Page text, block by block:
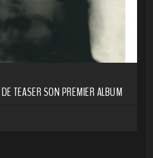
TEASER SON PREMIER ALBUM